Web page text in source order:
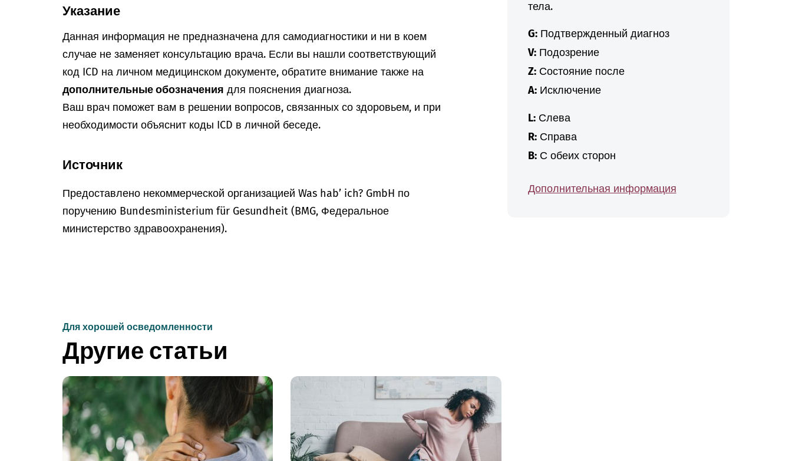
Указание
Данная информация не предназначена для самодиагностики и ни в коем
случае не заменяет консультацию врача. Если вы нашли соответствующий
код ICD на личном медицинском документе, обратите внимание также на
дополнительные обозначения для пояснения диагноза.
Ваш врач поможет вам в решении вопросов, связанных со здоровьем, и при
необходимости объяснит коды ICD в личной беседе.
Источник
Предоставлено некоммерческой организацией Was hab’ ich? GmbH по
поручению Bundesministerium für Gesundheit (BMG, Федеральное
министерство здравоохранения).
тела.
G:Подтвержденный диагноз
V:Подозрение
Z:Состояние после
A:Исключение
L:Слева
R:Справа
B:С обеих сторон
Дополнительная информация
Для хорошей осведомленности
Другие статьи